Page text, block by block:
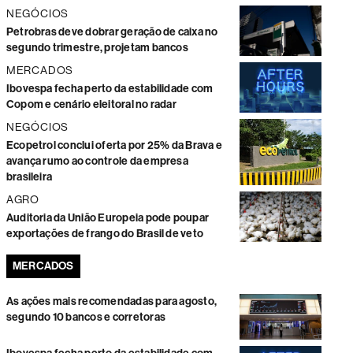
NEGÓCIOS
Petrobras deve dobrar geração de caixa no
segundo trimestre, projetam bancos
MERCADOS
Ibovespa fecha perto da estabilidade com
Copom e cenário eleitoral no radar
NEGÓCIOS
Ecopetrol conclui oferta por 25% da Brava e
avança rumo ao controle da empresa
brasileira
AGRO
Auditoria da União Europeia pode poupar
exportações de frango do Brasil de veto
MERCADOS
As ações mais recomendadas para agosto,
segundo 10 bancos e corretoras